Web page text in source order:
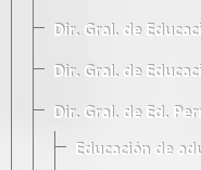
Dir. Gral. de
Dir. Gral. de
Dir. Gral. de Ed.
Educación de